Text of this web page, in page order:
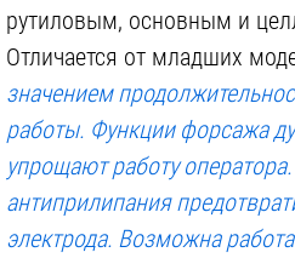
1 800 р.
рутиловым, основным и
Отличается от младших
значением
работы. Функции форсажа
упрощают работу
антиприлипания
электрода. Возможна